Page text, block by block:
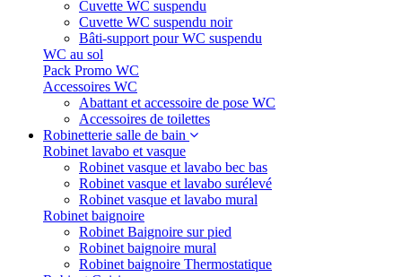
Cuvette WC suspendu
Cuvette WC suspendu noir
Bâti-support pour WC suspendu
WC au sol
Pack Promo WC
Accessoires WC
Abattant et accessoire de pose WC
Accessoires de toilettes
Robinetterie salle de bain
Robinet lavabo et vasque
Robinet vasque et lavabo bec bas
Robinet vasque et lavabo surélevé
Robinet vasque et lavabo mural
Robinet baignoire
Robinet Baignoire sur pied
Robinet baignoire mural
Robinet baignoire Thermostatique